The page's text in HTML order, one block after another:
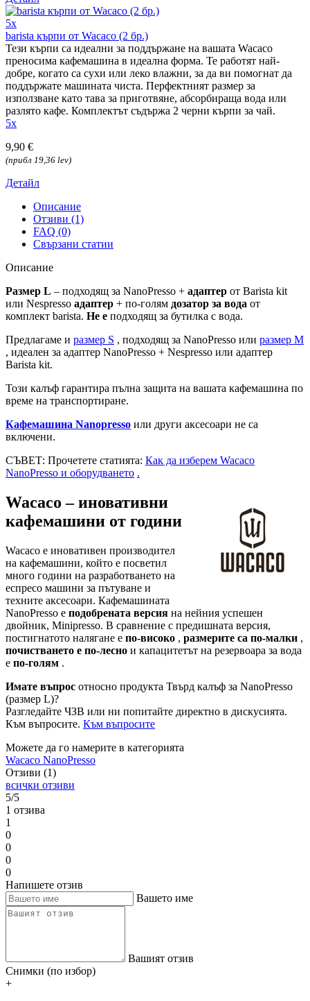
5x
barista кърпи от Wacaco (2 бр.)
Тези кърпи са идеални за поддържане на вашата Wacaco
преносима кафемашина в идеална форма. Те работят най-
добре, когато са сухи или леко влажни, за да ви помогнат да
поддържате машината чиста. Перфектният размер за
използване като тава за приготвяне, абсорбираща вода или
разлято кафе. Комплектът съдържа 2 черни кърпи за чай.
5x
9,90 €
(прибл 19,36 lev)
Детайл
Описание
Отзиви (1)
FAQ (0)
Свързани статии
Описание
Размер L – подходящ за NanoPresso + адаптер от Barista kit
или Nespresso адаптер + по-голям дозатор за вода от
комплект barista. Не е подходящ за бутилка с вода.
Предлагаме и размер S , подходящ за NanoPresso или размер M
, идеален за адаптер NanoPresso + Nespresso или адаптер
Barista kit.
Този калъф гарантира пълна защита на вашата кафемашина по
време на транспортиране.
Кафемашина Nanopresso или други аксесоари не са
включени.
СЪВЕТ: Прочетете статията: Как да изберем Wacaco
NanoPresso и оборудването .
Wacaco – иновативни
кафемашини от години
Wacaco е иновативен производител
на кафемашини, който е посветил
много години на разработването на
еспресо машини за пътуване и
техните аксесоари. Кафемашината
NanoPresso е подобрената версия на нейния успешен
двойник, Minipresso. В сравнение с предишната версия,
постигнатото налягане е по-високо , размерите са по-малки ,
почистването е по-лесно и капацитетът на резервоара за вода
е по-голям .
Имате въпрос относно продукта Твърд калъф за NanoPresso
(размер L)?
Разгледайте ЧЗВ или ни попитайте директно в дискусията.
Към въпросите. Към въпросите
Можете да го намерите в категорията
Wacaco NanoPresso
Отзиви (1)
всички отзиви
5/5
1 отзива
1
0
0
0
0
Напишете отзив
Вашето име
Вашият отзив
Снимки (по избор)
+